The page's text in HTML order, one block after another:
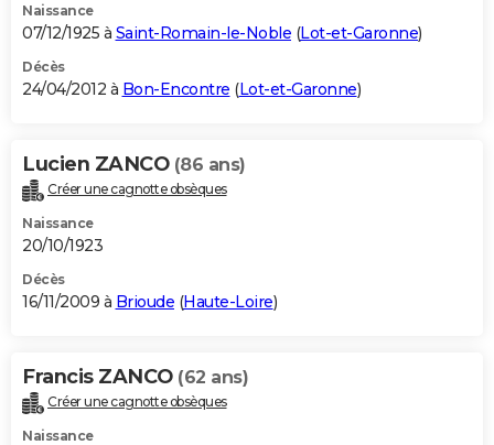
Naissance
07/12/1925 à Saint-Romain-le-Noble (Lot-et-Garonne)
Décès
24/04/2012 à Bon-Encontre (Lot-et-Garonne)
Lucien ZANCO (86 ans)
Créer une cagnotte obsèques
Naissance
20/10/1923
Décès
16/11/2009 à Brioude (Haute-Loire)
Francis ZANCO (62 ans)
Créer une cagnotte obsèques
Naissance